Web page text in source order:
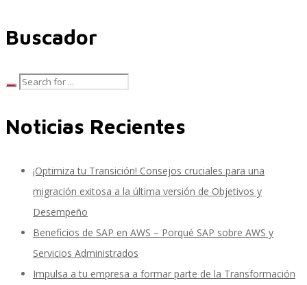
SAP JAM
Look & Feel SAP SuccessFactors
Firma Electrónica con DocuSign
Buscador
Noticias Recientes
¡Optimiza tu Transición! Consejos cruciales para una
migración exitosa a la última versión de Objetivos y
Desempeño
Beneficios de SAP en AWS – Porqué SAP sobre AWS y
Servicios Administrados
Impulsa a tu empresa a formar parte de la Transformación